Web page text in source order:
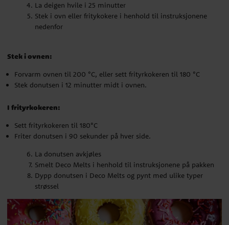
I frityrkokeren:
Smelt Deco Melts i henhold til instruksjonene på pakken
Dypp donutsen i Deco Melts og pynt med ulike typer
La deigen hvile i 25 minutter
Stek i ovn eller fritykokere i henhold til instruksjonene
nedenfor
Stek i ovnen:
Forvarm ovnen til 200 °C, eller sett frityrkokeren til 180 °C
Stek donutsen i 12 minutter midt i ovnen.
I frityrkokeren:
Sett frityrkokeren til 180°C
Friter donutsen i 90 sekunder på hver side.
La donutsen avkjøles
Smelt Deco Melts i henhold til instruksjonene på pakken
Dypp donutsen i Deco Melts og pynt med ulike typer
strøssel